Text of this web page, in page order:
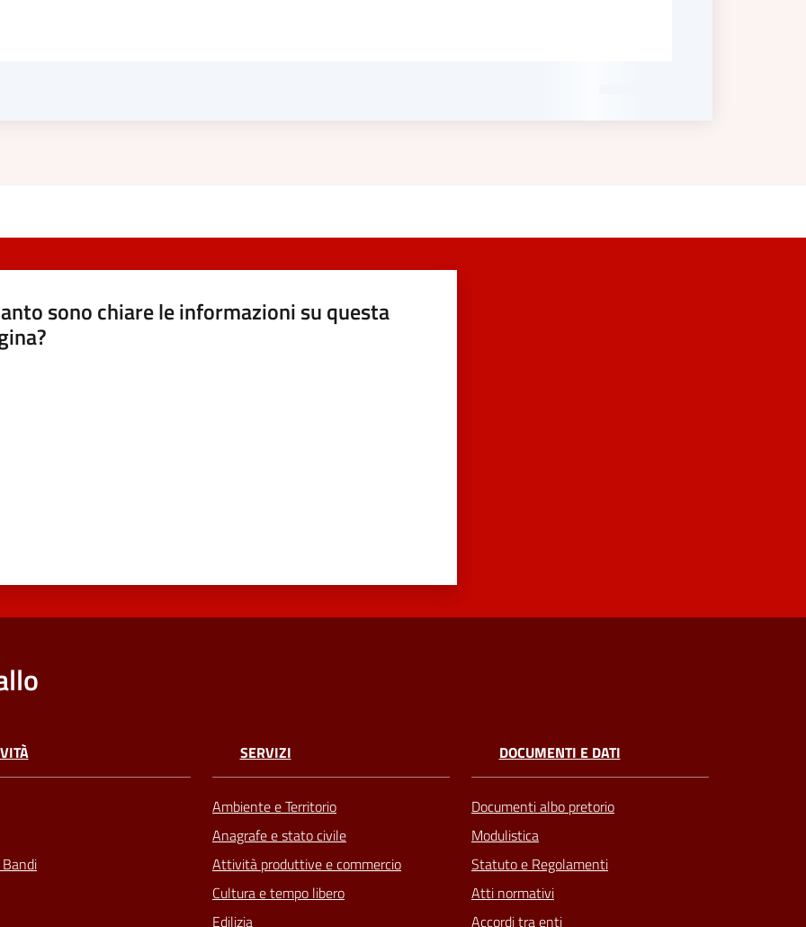
sono chiare le informazioni su questa
SERVIZI
Ambiente e Territorio
Anagrafe e stato civile
Attività produttive e commercio
Cultura e tempo libero
Edilizia
DOCUMENTI E DATI
Documenti albo pretorio
Modulistica
Statuto e Regolamenti
Atti normativi
Accordi tra enti